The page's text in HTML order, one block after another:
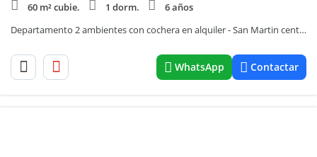
60 m² cubie.
1 dorm.
6 años
Departamento 2 ambientes con cochera en alquiler - San Martin centro
WhatsApp Contactar